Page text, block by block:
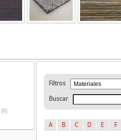
Filtros
Buscar
A B C D E F
[0]